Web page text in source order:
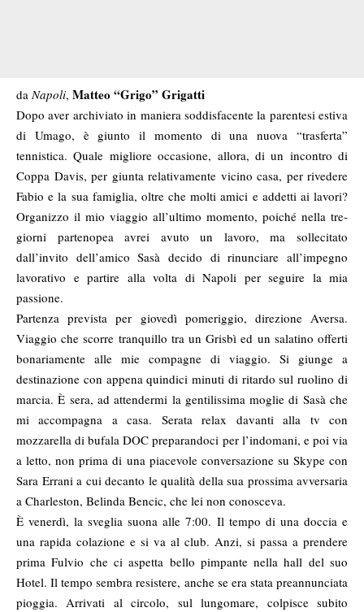
daNapoli, Matteo “Grigo” Grigatti
Dopo aver archiviato in maniera soddisfacente la parentesi estiva
di Umago, è giunto il momento di una nuova “trasferta”
tennistica. Quale migliore occasione, allora, di un incontro di
Coppa Davis, per giunta relativamente vicino casa, per rivedere
Fabio e la sua famiglia, oltre che molti amici e addetti ai lavori?
Organizzo il mio viaggio all’ultimo momento, poiché nella tre-
giorni partenopea avrei avuto un lavoro, ma sollecitato
dall’invito dell’amico Sasà decido di rinunciare all’impegno
lavorativo e partire alla volta di Napoli per seguire la mia
passione.
Partenza prevista per giovedì pomeriggio, direzione Aversa.
Viaggio che scorre tranquillo tra un Grisbì ed un salatino offerti
bonariamente alle mie compagne di viaggio. Si giunge a
destinazione con appena quindici minuti di ritardo sul ruolino di
marcia. È sera, ad attendermi la gentilissima moglie di Sasà che
mi accompagna a casa. Serata relax davanti alla tv con
mozzarella di bufala DOC preparandoci per l’indomani, e poi via
a letto, non prima di una piacevole conversazione su Skype con
Sara Errani a cui decanto le qualità della sua prossima avversaria
a Charleston, Belinda Bencic, che lei non conosceva.
È venerdì, la sveglia suona alle 7:00. Il tempo di una doccia e
una rapida colazione e si va al club. Anzi, si passa a prendere
prima Fulvio che ci aspetta bello pimpante nella hall del suo
Hotel. Il tempo sembra resistere, anche se era stata preannunciata
pioggia. Arrivati al circolo, sul lungomare, colpisce subito